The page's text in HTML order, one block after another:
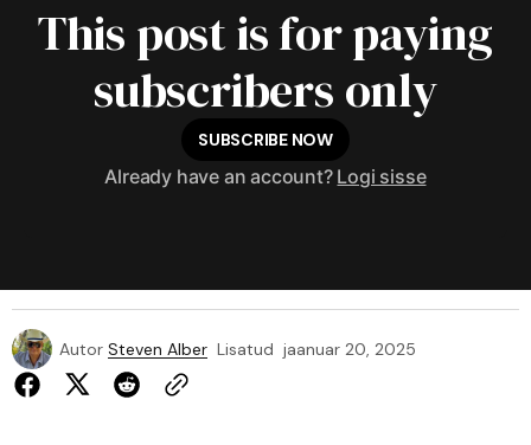
This post is for paying
subscribers only
SUBSCRIBE NOW
Already have an account? Logi sisse
Autor Steven Alber Lisatud jaanuar 20, 2025